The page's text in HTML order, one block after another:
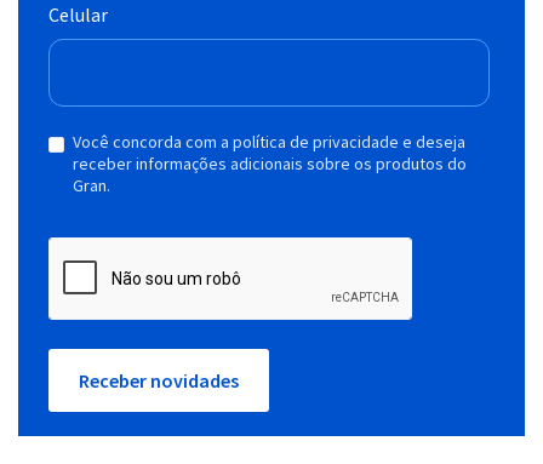
Celular
Você concorda com a política de privacidade e deseja
receber informações adicionais sobre os produtos do
Gran.
Receber novidades